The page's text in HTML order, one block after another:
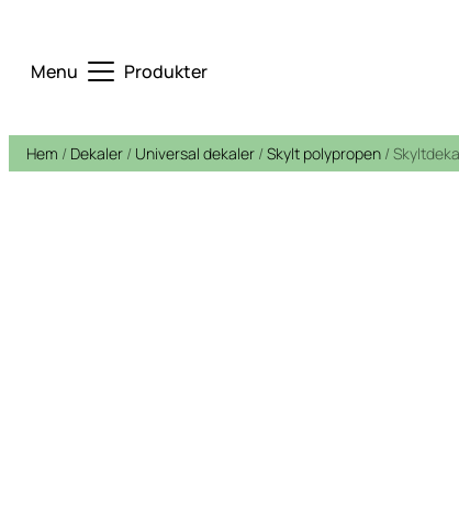
Menu Produkter
Hem / Dekaler / Universal dekaler /Skylt polypropen /